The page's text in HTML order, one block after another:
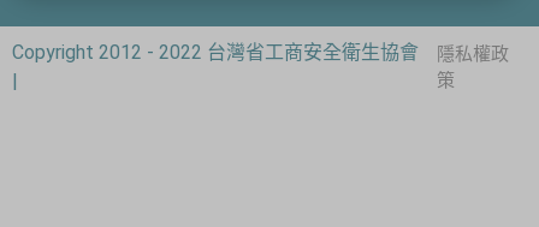
Copyright 2012 - 2022 台灣省工商安全衛生協會
|
隱私權政
策